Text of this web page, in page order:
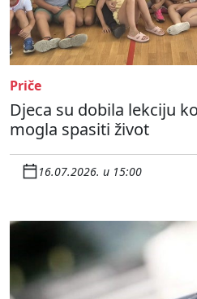
Priče
Djeca su dobila lekciju
mogla spasiti život
16.07.2026. u 15:00